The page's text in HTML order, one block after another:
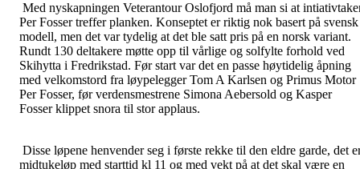
Med nyskapningen Veterantour Oslofjord må man si at
Per Fosser treffer planken. Konseptet er riktig nok basert på svensk
modell, men det var tydelig at det ble satt pris på en norsk variant.
Rundt 130 deltakere møtte opp til vårlige og solfylte forhold ved
Skihytta i Fredrikstad. Før start var det en passe høytidelig åpning
med velkomstord fra løypelegger Tom A Karlsen og Primus Motor
Per Fosser, før verdensmestrene Simona Aebersold og Kasper
Fosser klippet snora til stor applaus.
Disse løpene henvender seg i første rekke til den eldre garde, det
midtukeløp med starttid kl 11 og med vekt på at det skal være en